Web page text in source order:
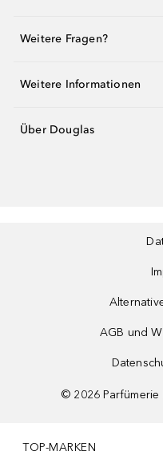
Weitere Fragen?
Weitere Informationen
Über Douglas
AGB und
© 2026
TOP-MARKEN